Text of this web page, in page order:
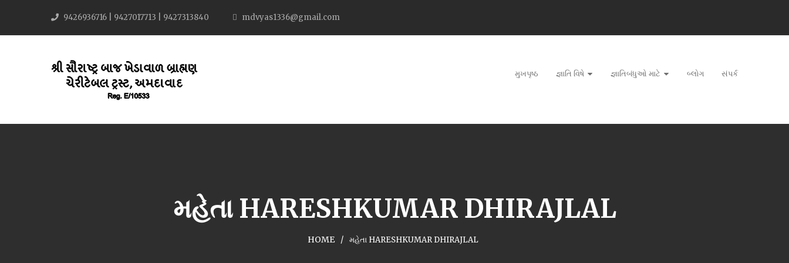
9426936716 | 9427017713 | 9427313840 mdvyas1336@gmail.com
મુખપૃષ્ઠ જ્ઞાતિ વિષે જ્ઞાતિબંધુઓ માટે બ્લોગ સંપર્ક
મહેતા HARESHKUMAR DHIRAJLAL
HOME મહેતા HARESHKUMAR DHIRAJLAL